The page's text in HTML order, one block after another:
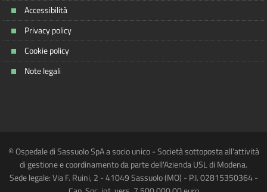
Accessibilità
Privacy policy
Cookie policy
Note legali
© Ospedale di Sassuolo SpA a socio unico - Società sottoposta all'attività
di gestione e coordinamento da parte dell'Azienda USL di Modena.
Sede legale: Via F. Ruini, 2 - 41049 Sassuolo (MO) - P.I. 02815350364 -